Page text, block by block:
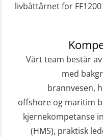
(OBSBLE044)
HLO/MOB/
kombinasjon
HLO/Søk &
– repetisjon
ROC
ROC
(ORC103)
STCW
(MBSBLE022)
STCW
båt (HMOB)
livbåttårnet for
Vårt team består
med
brannvesen,
offshore og maritim
kjernekompetanse
(HMS), praktisk